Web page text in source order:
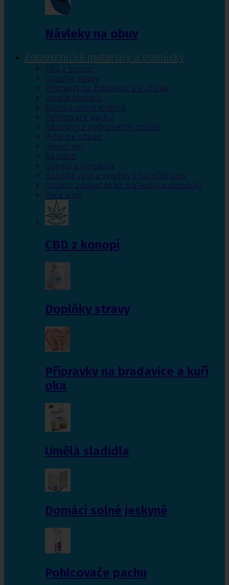
Návleky na obuv
Zdravotnické materiály a pomůcky
CBD z konopí
Doplňky stravy
Přípravky na bradavice a kuří oka
Umělá sladidla
Domácí solné jeskyně
Pohlcovače pachu
Nádoby na nebezpečný odpad
Pytle na odpad
Hojení ran
Náplasti
Obvazy a obinadla
Buničitá vata a výrobky z buničité vaty
Ostatní zdravotnické materiály a pomůcky
Péče o oči
CBD z konopí
Doplňky stravy
Přípravky na bradavice a kuří
oka
Umělá sladidla
Domácí solné jeskyně
Pohlcovače pachu